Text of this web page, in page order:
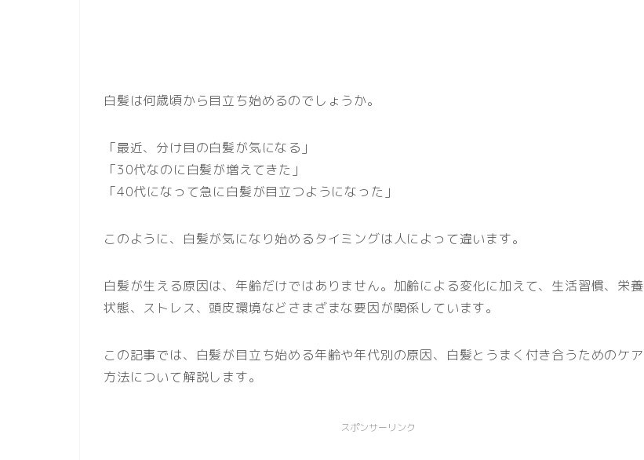
白髪は何歳頃から目立ち始めるのでしょうか。
「最近、分け目の白髪が気になる」
「30代なのに白髪が増えてきた」
「40代になって急に白髪が目立つようになった」
このように、白髪が気になり始めるタイミングは人によって違います。
白髪が生える原因は、年齢だけではありません。加齢による変化に加えて、生活習慣、栄養
状態、ストレス、頭皮環境などさまざまな要因が関係しています。
この記事では、白髪が目立ち始める年齢や年代別の原因、白髪とうまく付き合うためのケア
方法について解説します。
スポンサーリンク